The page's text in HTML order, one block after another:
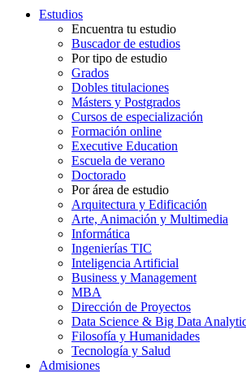
Estudios
Encuentra tu estudio
Buscador de estudios
Por tipo de estudio
Grados
Dobles titulaciones
Másters y Postgrados
Cursos de especialización
Formación online
Executive Education
Escuela de verano
Doctorado
Por área de estudio
Arquitectura y Edificación
Arte, Animación y Multimedia
Informática
Ingenierías TIC
Inteligencia Artificial
Business y Management
MBA
Dirección de Proyectos
Data Science & Big Data
Filosofía y Humanidades
Tecnología y Salud
Admisiones